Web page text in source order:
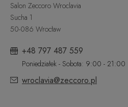
Salon Zeccoro Wroclavia
Sucha 1
50-086 Wrocław
+48 797 487 559
Poniedziałek - Sobota: 9:00 - 21:00
wroclavia@zeccoro.pl